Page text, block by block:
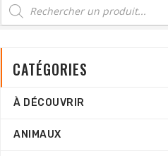
CATÉGORIES
À DÉCOUVRIR
ANIMAUX